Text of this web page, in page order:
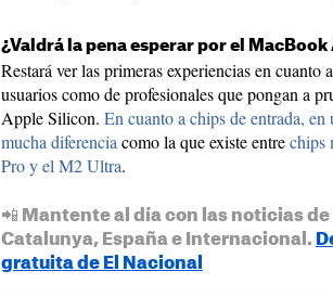
¿Valdrá la pena esperar por el
Restará ver las primeras experiencias en cuanto
usuarios como de profesionales que pongan a
Apple Silicon. En cuanto a chips de entrada,
mucha diferencia como la que existe entrechips
Pro y el M2 Ultra.
📲 Mantente al día con las noticias
Catalunya, España e Internacional.
gratuita de El Nacional